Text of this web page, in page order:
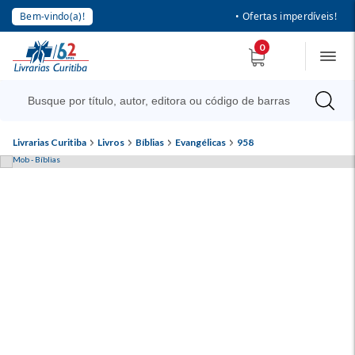
Bem-vindo(a)! • Ofertas imperdíveis!
0
Livrarias Curitiba Livros Bíblias Evangélicas 958